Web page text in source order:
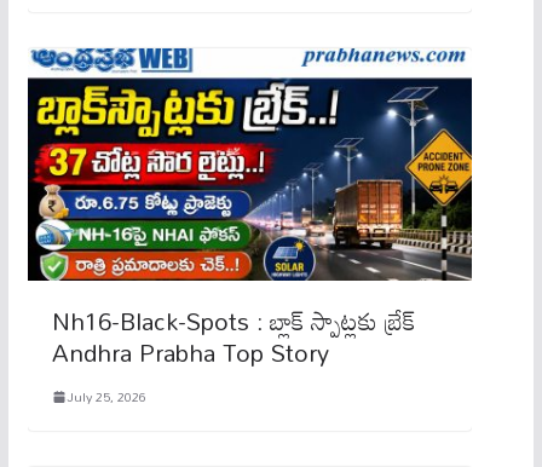
Nh16-Black-Spots : బ్లాక్ స్పాట్ల‌కు బ్రేక్
Andhra Prabha Top Story
July 25, 2026